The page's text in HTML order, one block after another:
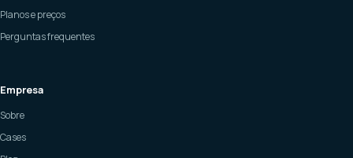
Planos e preços
Perguntas frequentes
Empresa
Sobre
Cases